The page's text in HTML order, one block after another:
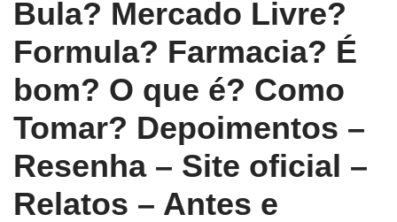
Bula? Mercado Livre?
Formula? Farmacia? É
bom? O que é? Como
Tomar? Depoimentos –
Resenha – Site oficial –
Relatos – Antes e